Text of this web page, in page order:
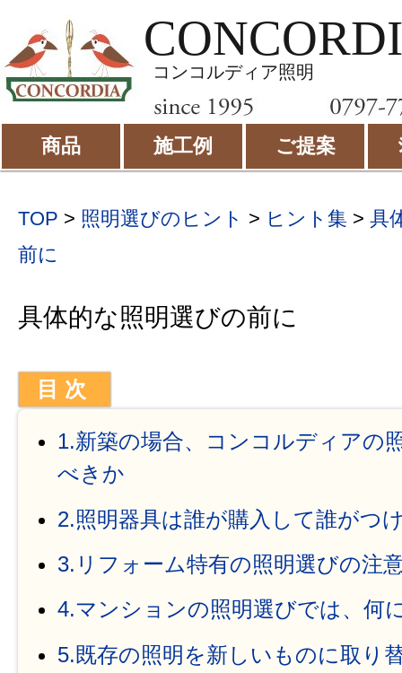
コンコルディア照明
商品 施工例 ご提案
TOP > 照明選びのヒント > ヒント集 > 具
前に
具体的な照明選びの前に
1.新築の場合、コンコルディアの
べきか
2.照明器具は誰が購入して誰がつ
3.リフォーム特有の照明選びの注
4.マンションの照明選びでは、何
5.既存の照明を新しいものに取り